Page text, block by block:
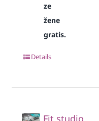
ze
žene
gratis.
Details
Fit studio